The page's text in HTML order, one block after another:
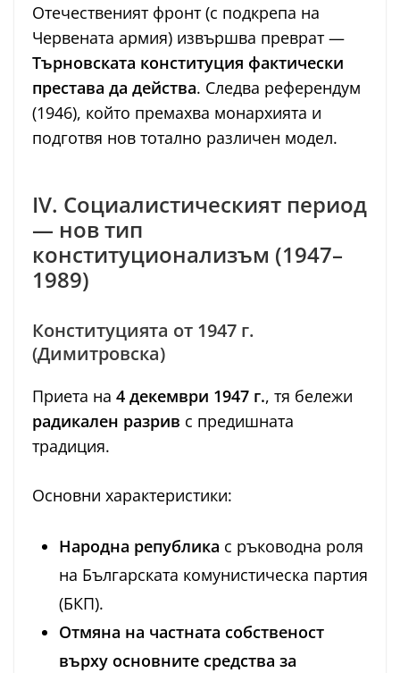
Отечественият фронт (с подкрепа на
Червената армия) извършва преврат —
Търновската конституция фактически
престава да действа. Следва референдум
(1946), който премахва монархията и
подготвя нов тотално различен модел.
IV. Социалистическият период
— нов тип
конституционализъм (1947–
1989)
Конституцията от 1947 г.
(Димитровска)
Приета на 4 декември 1947 г., тя бележи
радикален разрив с предишната
традиция.
Основни характеристики:
Народна република с ръководна роля
на Българската комунистическа партия
(БКП).
Отмяна на частната собственост
върху основните средства за